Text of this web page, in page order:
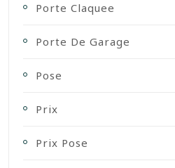
Porte Claquee
Porte De Garage
Pose
Prix
Prix Pose